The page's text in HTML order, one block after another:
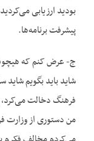
بودید ارزیابی
پیشرفت برنامه‌ها.
ج- عرض کنم که
شاید باید بگویم
فرهنگ دخالت
من دستوری از وزارت